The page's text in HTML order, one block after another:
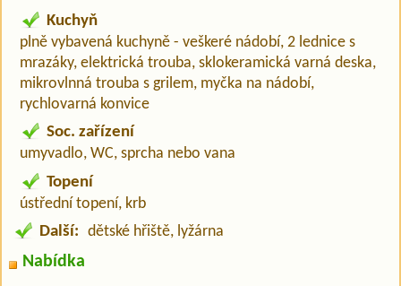
Kuchyň
plně vybavená kuchyně - veškeré nádobí, 2 lednice s
mrazáky, elektrická trouba, sklokeramická varná deska,
mikrovlnná trouba s grilem, myčka na nádobí,
rychlovarná konvice
Soc. zařízení
umyvadlo, WC, sprcha nebo vana
Topení
ústřední topení, krb
Další: dětské hřiště, lyžárna
Nabídka